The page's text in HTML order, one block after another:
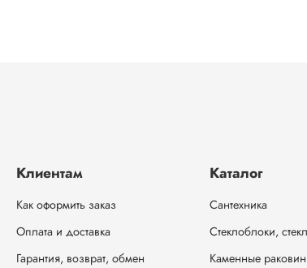
Клиентам
Как оформить заказ
Оплата и доставка
Гарантия, возврат, обмен
Каталог
Сантехника
Стеклоблоки,
Каменные